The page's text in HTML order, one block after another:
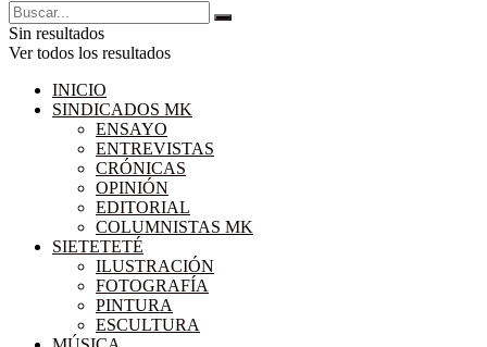
Sin resultados
Ver todos los resultados
INICIO
SINDICADOS MK
ENSAYO
ENTREVISTAS
CRÓNICAS
OPINIÓN
EDITORIAL
COLUMNISTAS MK
SIETETETÉ
ILUSTRACIÓN
FOTOGRAFÍA
PINTURA
ESCULTURA